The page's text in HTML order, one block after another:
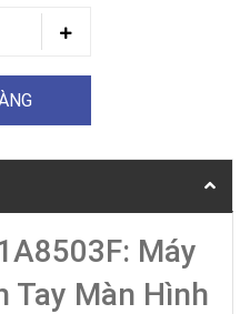
Máy
Tay Màn Hình